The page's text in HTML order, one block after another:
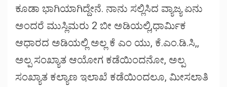
ಕೂಡಾ ಭಾಗಿಯಾಗಿದ್ದೇನೆ. ನಾನು ಸಲ್ಲಿಸಿದ ವ್ಯಾಜ್ಯ ಏನು
ಅಂದರೆ ಮುಸ್ಲಿಮರು 2 ಬೀ ಅಡಿಯಲ್ಲಿ,ಧಾರ್ಮಿಕ
ಆಧಾರದ ಅಡಿಯಲ್ಲಿ ಅಲ್ಲ ಕೆ ಎಂ ಯು, ಕೆ.ಎಂ.ಡಿ.ಸಿ,,
ಅಲ್ಪ ಸಂಖ್ಯಾತ ಆಯೋಗ ಕಡೆಯಿಂದನೋ, ಅಲ್ಪ
ಸಂಖ್ಯಾತ ಕಲ್ಯಾಣ ಇಲಾಖೆ ಕಡೆಯಿಂದಲೂ, ಮೀಸಲಾತಿ